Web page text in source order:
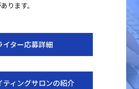
ります。
イター応募詳細
ティングサロンの紹介